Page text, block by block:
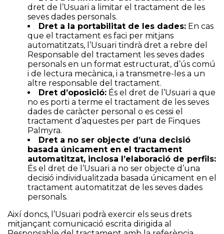
dret de l’Usuari a limitar el tractament de les
seves dades personals.
Dret a la portabilitat de les dades: En cas
que el tractament es faci per mitjans
automatitzats, l’Usuari tindrà dret a rebre del
Responsable del tractament les seves dades
personals en un format estructurat, d’ús comú
i de lectura mecànica, i a transmetre-les a un
altre responsable del tractament.
Dret d’oposició: És el dret de l’Usuari a que
no es porti a terme el tractament de les seves
dades de caràcter personal o es cessi el
tractament d’aquestes per part de Finques
Palmyra.
Dret a no ser objecte d’una decisió
basada únicament en el tractament
automatitzat, inclosa l’elaboració de perfils:
És el dret de l’Usuari a no ser objecte d’una
decisió individualitzada basada únicament en el
tractament automatitzat de les seves dades
personals.
Així doncs, l’Usuari podrà exercir els seus drets
mitjançant comunicació escrita dirigida al